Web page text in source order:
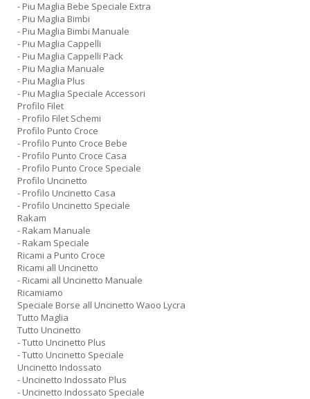
- Piu Maglia Bebe Speciale Extra
- Piu Maglia Bimbi
- Piu Maglia Bimbi Manuale
- Piu Maglia Cappelli
- Piu Maglia Cappelli Pack
- Piu Maglia Manuale
- Piu Maglia Plus
- Piu Maglia Speciale Accessori
Profilo Filet
- Profilo Filet Schemi
Profilo Punto Croce
- Profilo Punto Croce Bebe
- Profilo Punto Croce Casa
- Profilo Punto Croce Speciale
Profilo Uncinetto
- Profilo Uncinetto Casa
- Profilo Uncinetto Speciale
Rakam
- Rakam Manuale
- Rakam Speciale
Ricami a Punto Croce
Ricami all Uncinetto
- Ricami all Uncinetto Manuale
Ricamiamo
Speciale Borse all Uncinetto Waoo Lycra
Tutto Maglia
Tutto Uncinetto
- Tutto Uncinetto Plus
- Tutto Uncinetto Speciale
Uncinetto Indossato
- Uncinetto Indossato Plus
- Uncinetto Indossato Speciale